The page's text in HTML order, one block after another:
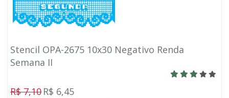
Stencil OPA-2675 10x30 Negativo Renda
Semana II
R$ 7,10 R$ 6,45